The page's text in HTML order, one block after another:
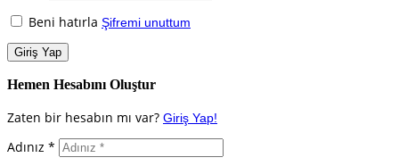
Beni hatırla Şifremi unuttum
Hemen Hesabını Oluştur
Zaten bir hesabın mı var? Giriş Yap!
Adınız *